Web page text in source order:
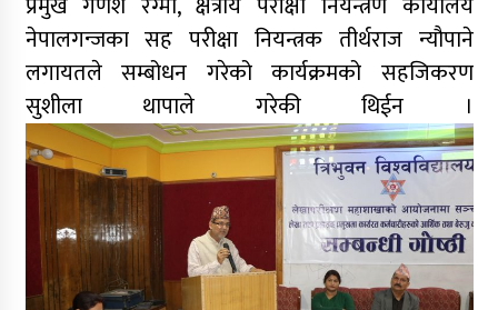
नेपालगन्जका सह परीक्षा नियन्त्रक तीर्थराज न्यौपाने
लगायतले सम्बोधन गरेको कार्यक्रमको सहजिकरण
सुशीला थापाले गरेकी थिईन ।